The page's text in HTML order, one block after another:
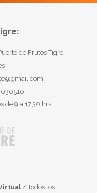
de Frutos Tigre
de 9 a 17.30 hrs
/ Todos los